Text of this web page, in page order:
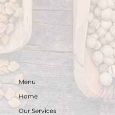
Menu
Home
Our Services